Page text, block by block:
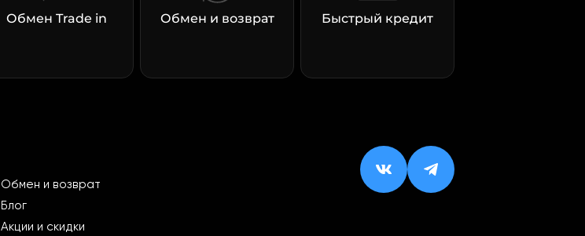
Обмен Trade in Обмен и возврат Быстрый кредит
Обмен и возврат
Блог
Акции и скидки